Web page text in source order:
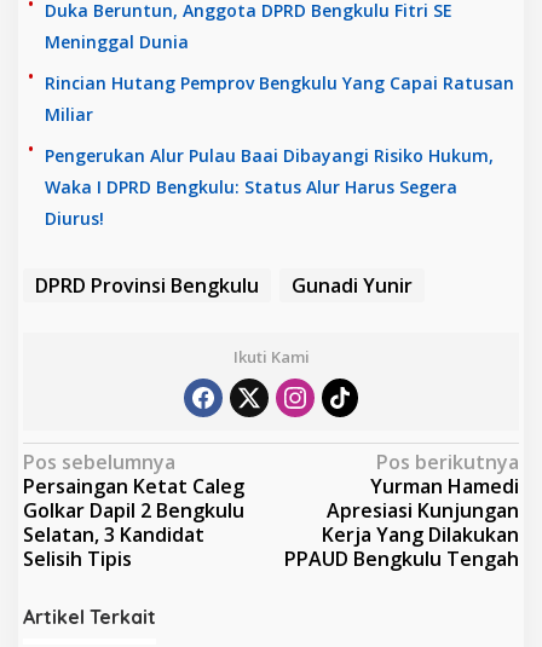
Duka Beruntun, Anggota DPRD Bengkulu Fitri SE
Meninggal Dunia
Rincian Hutang Pemprov Bengkulu Yang Capai Ratusan
Miliar
Pengerukan Alur Pulau Baai Dibayangi Risiko Hukum,
Waka I DPRD Bengkulu: Status Alur Harus Segera
Diurus!
DPRD Provinsi Bengkulu Gunadi Yunir
Ikuti Kami
N
a
v
i
g
a
Pos sebelumnya
Persaingan Ketat Caleg
Golkar Dapil 2 Bengkulu
Selatan, 3 Kandidat
Selisih Tipis
Pos berikutnya
Yurman Hamedi
Apresiasi Kunjungan
Kerja Yang Dilakukan
PPAUD Bengkulu Tengah
Artikel Terkait